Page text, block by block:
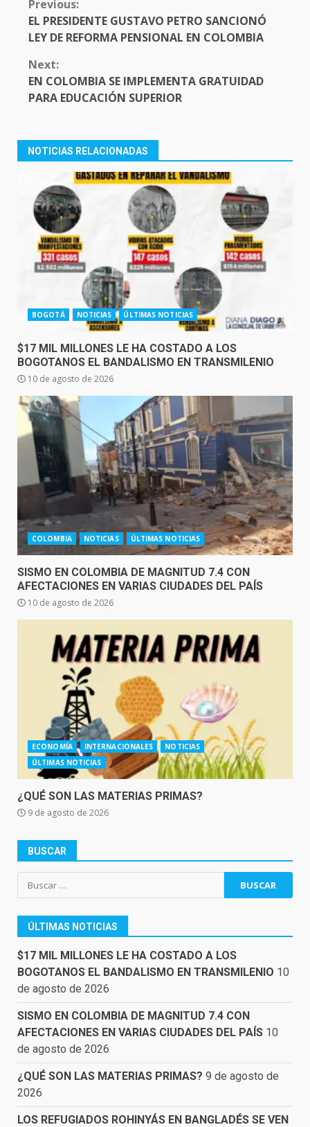
READING
Previous:
EL PRESIDENTE GUSTAVO PETRO SANCIONÓ
LEY DE REFORMA PENSIONAL EN COLOMBIA
Next:
EN COLOMBIA SE IMPLEMENTA GRATUIDAD
PARA EDUCACIÓN SUPERIOR
NOTICIAS RELACIONADAS
BOGOTÁ NOTICIAS ÚLTIMAS NOTICIAS
$17 MIL MILLONES LE HA COSTADO A LOS
BOGOTANOS EL BANDALISMO EN TRANSMILENIO
10 de agosto de 2026
COLOMBIA NOTICIAS ÚLTIMAS NOTICIAS
SISMO EN COLOMBIA DE MAGNITUD 7.4 CON
AFECTACIONES EN VARIAS CIUDADES DEL PAÍS
10 de agosto de 2026
ECONOMÍA INTERNACIONALES
NOTICIAS
ÚLTIMAS NOTICIAS
¿QUÉ SON LAS MATERIAS PRIMAS?
9 de agosto de 2026
BUSCAR
Buscar:
ÚLTIMAS NOTICIAS
$17 MIL MILLONES LE HA COSTADO A LOS
BOGOTANOS EL BANDALISMO EN TRANSMILENIO 10
de agosto de 2026
SISMO EN COLOMBIA DE MAGNITUD 7.4 CON
AFECTACIONES EN VARIAS CIUDADES DEL PAÍS 10
de agosto de 2026
¿QUÉ SON LAS MATERIAS PRIMAS? 9 de agosto de
2026
LOS REFUGIADOS ROHINYÁS EN BANGLADÉS SE VEN